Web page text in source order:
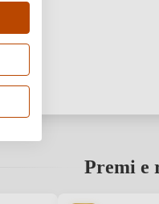
Premi e